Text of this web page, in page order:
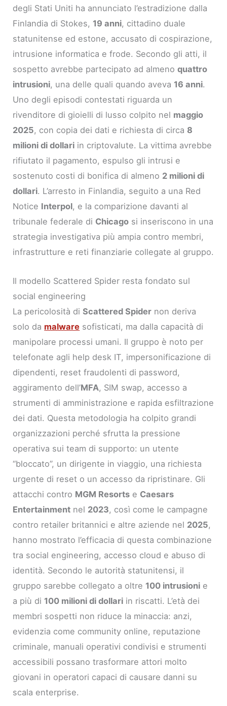
degli Stati Uniti ha annunciato l’estradizione dalla
Finlandia di Stokes, 19 anni, cittadino duale
statunitense ed estone, accusato di cospirazione,
intrusione informatica e frode. Secondo gli atti, il
sospetto avrebbe partecipato ad almenoquattro
intrusioni, una delle quali quando aveva 16 anni.
Uno degli episodi contestati riguarda un
rivenditore di gioielli di lusso colpito nel maggio
2025, con copia dei dati e richiesta di circa 8
milioni di dollari in criptovalute. La vittima avrebbe
rifiutato il pagamento, espulso gli intrusi e
sostenuto costi di bonifica di almeno 2 milioni di
dollari. L’arresto in Finlandia, seguito a una Red
Notice Interpol, e la comparizione davanti al
tribunale federale di Chicago si inseriscono in una
strategia investigativa più ampia contro membri,
infrastrutture e reti finanziarie collegate al gruppo.
Il modello Scattered Spider resta fondato sul
social engineering
La pericolosità diScattered Spider non deriva
solo da malware sofisticati, ma dalla capacità di
manipolare processi umani. Il gruppo è noto per
telefonate agli help desk IT, impersonificazione di
dipendenti, reset fraudolenti di password,
aggiramento dell’MFA, SIM swap, accesso a
strumenti di amministrazione e rapida esfiltrazione
dei dati. Questa metodologia ha colpito grandi
organizzazioni perché sfrutta la pressione
operativa sui team di supporto: un utente
“bloccato”, un dirigente in viaggio, una richiesta
urgente di reset o un accesso da ripristinare. Gli
attacchi contro MGM Resorts e Caesars
Entertainment nel 2023, così come le campagne
contro retailer britannici e altre aziende nel 2025,
hanno mostrato l’efficacia di questa combinazione
tra social engineering, accesso cloud e abuso di
identità. Secondo le autorità statunitensi, il
gruppo sarebbe collegato a oltre 100 intrusioni e
a più di 100 milioni di dollari in riscatti. L’età dei
membri sospetti non riduce la minaccia: anzi,
evidenzia come community online, reputazione
criminale, manuali operativi condivisi e strumenti
accessibili possano trasformare attori molto
giovani in operatori capaci di causare danni su
scala enterprise.